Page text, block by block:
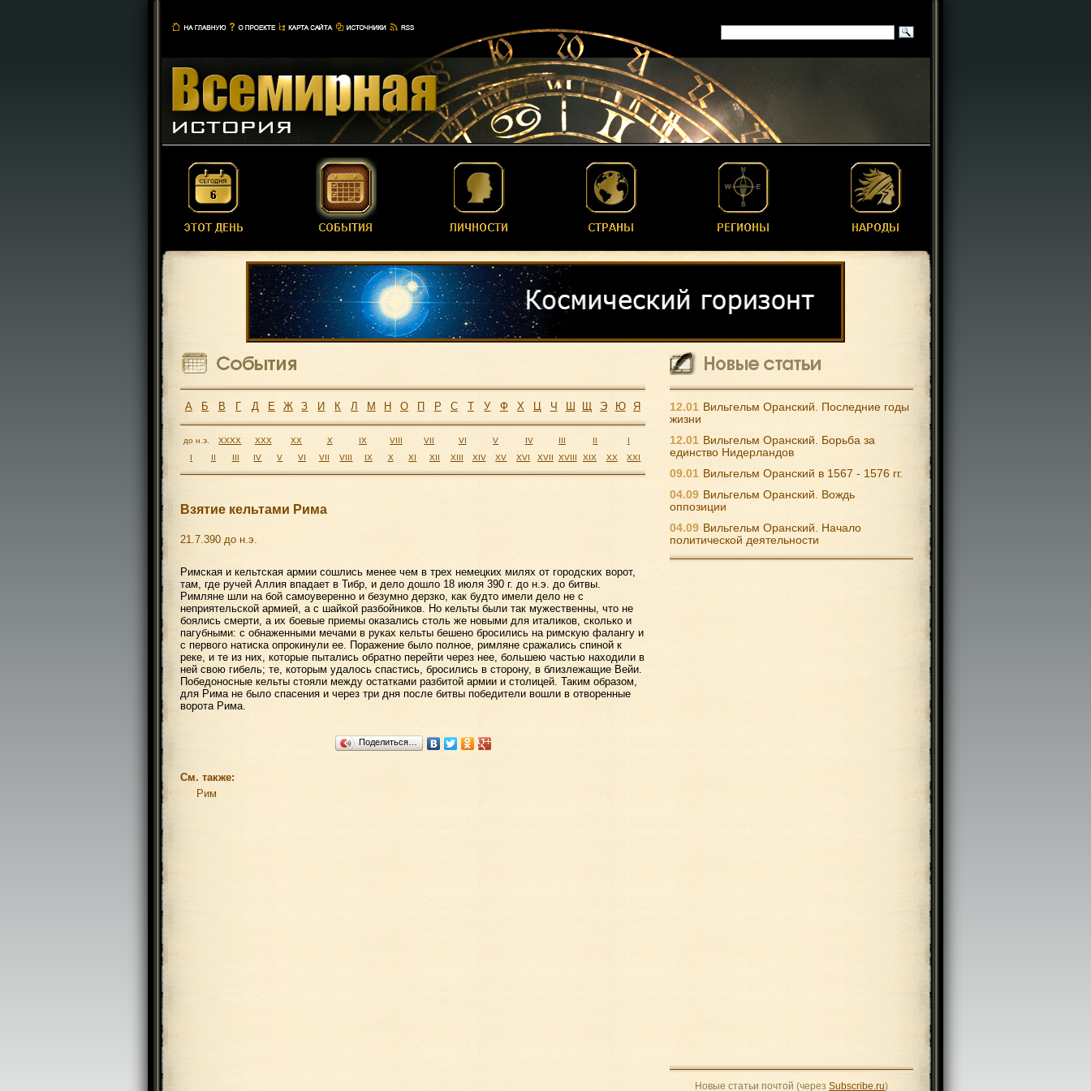
А Б В Г Д Е Ж З И К Л М Н О П Р С Т У Ф Х Ц Ч Ш Щ Э Ю Я
до н.э. XXXX XXX XX X IX VIII VII VI V IV III II
I
I
II III IV V VI VII VIII IX X XI XII XIII XIV XV XVI XVII XVIII XIX XX XXI
Взятие кельтами Рима
21.7.390 до н.э.
Римская и кельтская армии сошлись менее чем в трех немецких милях от городских ворот,
там, где ручей Аллия впадает в Тибр, и дело дошло 18 июля 390 г. до н.э. до битвы.
Римляне шли на бой самоуверенно и безумно дерзко, как будто имели дело не с
неприятельской армией, а с шайкой разбойников. Но кельты были так мужественны, что не
боялись смерти, а их боевые приемы оказались столь же новыми для италиков, сколько и
пагубными: с обнаженными мечами в руках кельты бешено бросились на римскую фалангу и
с первого натиска опрокинули ее. Поражение было полное, римляне сражались спиной к
реке, и те из них, которые пытались обратно перейти через нее, большею частью находили в
ней свою гибель; те, которым удалось спастись, бросились в сторону, в близлежащие Вейи.
Победоносные кельты стояли между остатками разбитой армии и столицей. Таким образом,
для Рима не было спасения и через три дня после битвы победители вошли в отворенные
ворота Рима.
Поделиться…
См. также:
Рим
12.01 Вильгельм Оранский. Последние годы
жизни
12.01 Вильгельм Оранский. Борьба за
единство Нидерландов
09.01 Вильгельм Оранский в 1567 - 1576 гг.
04.09 Вильгельм Оранский. Вождь
оппозиции
04.09 Вильгельм Оранский. Начало
политической деятельности
Новые статьи почтой (через Subscribe.ru)